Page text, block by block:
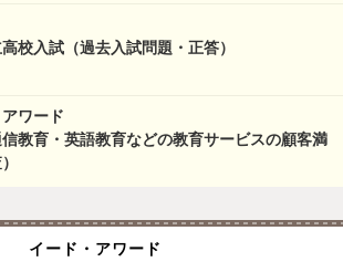
校入試（過去入試問題・正答）
ワード
信教育・英語教育などの教育サービスの顧客満
イード・アワード